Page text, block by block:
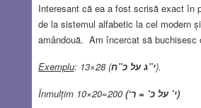
Interesant că ea a fost scrisă exact în
de la sistemul alfabetic la cel modern
amândouă. Am încercat să buchisesc
Exemplu: 13×28 (י”ג על כ”ח).
Înmulțim 10×20=200 (‘
י’ על כ’ = ר)